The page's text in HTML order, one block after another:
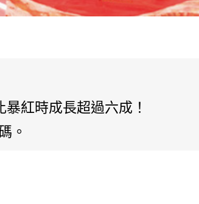
紅時成長超過六成！
。